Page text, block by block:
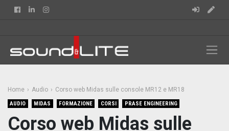
FacebookLinkedin
Home Audio Corso web Midas sulle console MR12 e MR18
AUDIO MIDAS FORMAZIONE CORSI PRASE ENGINEERING
Corso web Midas sulle